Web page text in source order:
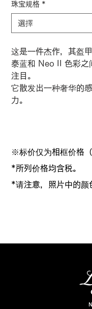
珠宝规格 *
这是一件杰作，其盔
泰蓝和 Neo II 色彩之
注目。
它散发出一种奢华的
力。
※标价仅为相框价格（
*所列价格均含税。
*请注意，照片中的颜